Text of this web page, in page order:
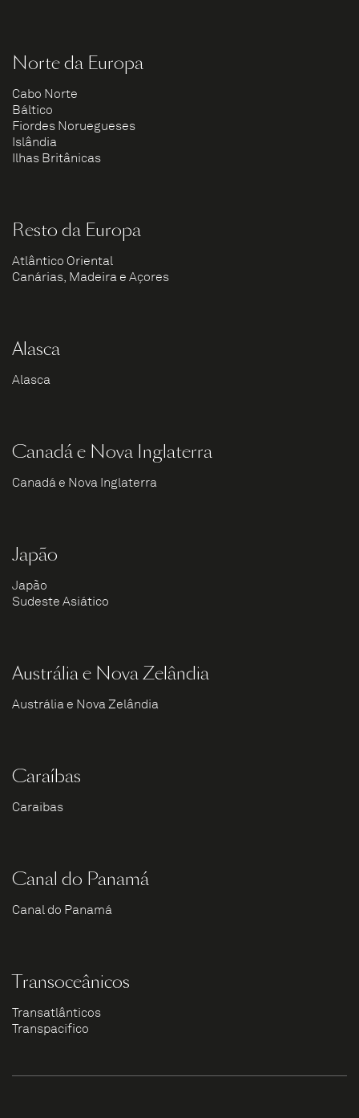
Norte da Europa
Cabo Norte
Báltico
Fiordes Noruegueses
Islândia
Ilhas Britânicas
Resto da Europa
Atlântico Oriental
Canárias, Madeira e Açores
Alasca
Alasca
Canadá e Nova Inglaterra
Canadá e Nova Inglaterra
Japão
Japão
Sudeste Asiático
Austrália e Nova Zelândia
Austrália e Nova Zelândia
Caraíbas
Caraíbas
Canal do Panamá
Canal do Panamá
Transoceânicos
Transatlânticos
Transpacífico